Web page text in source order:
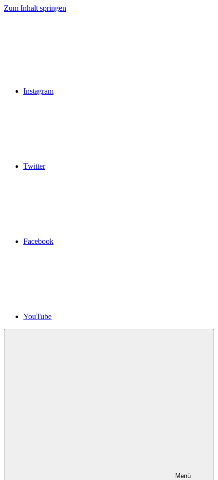
Zum Inhalt springen
Instagram
Twitter
Facebook
YouTube
Menü